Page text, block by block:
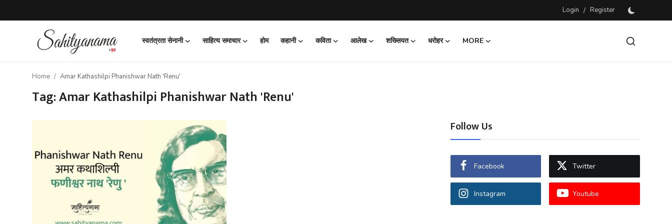
Login / Register
स्वतंत्रता सेनानी साहित्य समाचार होम कहानी कविता आलेख शख्सियत धरोहर
MORE
Register
Home Amar Kathashilpi Phanishwar Nath 'Renu'
Tag: Amar Kathashilpi Phanishwar Nath 'Renu'
Follow Us
Facebook Twitter
Instagram Youtube